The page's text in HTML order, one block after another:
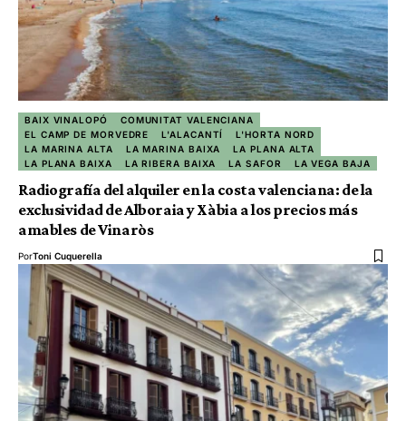
BAIX VINALOPÓ
COMUNITAT VALENCIANA
EL CAMP DE MORVEDRE
L'ALACANTÍ
L'HORTA NORD
LA MARINA ALTA
LA MARINA BAIXA
LA PLANA ALTA
LA PLANA BAIXA
LA RIBERA BAIXA LA SAFOR LA VEGA BAJA
Radiografía del alquiler en la costa valenciana: de la
exclusividad de Alboraia y Xàbia a los precios más
amables de Vinaròs
PorToni Cuquerella